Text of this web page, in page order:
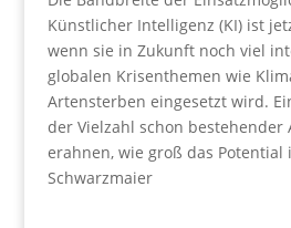
Künstlicher Intelligenz (KI) ist
wenn sie in Zukunft noch viel
globalen Krisenthemen wie
Artensterben eingesetzt wird.
der Vielzahl schon bestehender
erahnen, wie groß das Potential
Schwarzmaier